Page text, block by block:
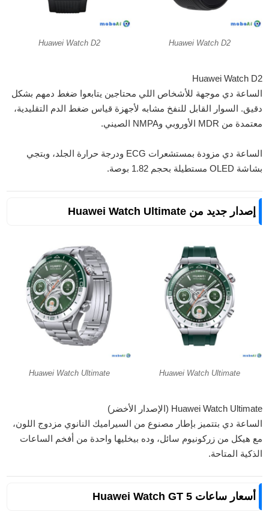
Huawei Watch D2
Huawei Watch D2
Huawei Watch D2
الساعة دي موجهة للأشخاص اللي محتاجين يتابعوا ضغط دمهم بشكل
دقيق. السوار القابل للنفخ مشابه لأجهزة قياس ضغط الدم التقليدية،
معتمدة من MDR الأوروبي وNMPA الصيني.
الساعة دي مزودة بمستشعرات ECG ودرجة حرارة الجلد، وبتجي
بشاشة OLED مستطيلة بحجم 1.82 بوصة.
إصدار جديد من Huawei Watch Ultimate
Huawei Watch Ultimate
Huawei Watch Ultimate
Huawei Watch Ultimate (الإصدار الأخضر)
الساعة دي بتتميز بإطار مصنوع من السيراميك النانوي مزدوج اللون،
مع هيكل من زركونيوم سائل، وده بيخليها واحدة من أفخم الساعات
الذكية المتاحة.
أسعار ساعات Huawei Watch GT 5